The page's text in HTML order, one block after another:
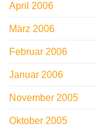
April 2006
März 2006
Februar 2006
Januar 2006
November 2005
Oktober 2005